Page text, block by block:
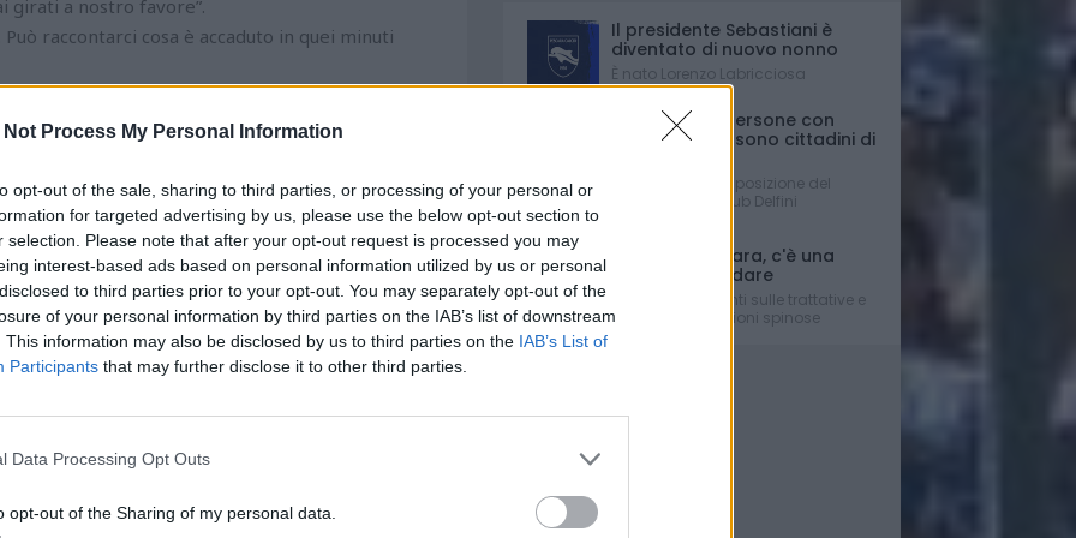
Not Process My Personal Information
opt-out of the sale, sharing to third parties, or processing of your personal or
for targeted advertising by us, please use the below opt-out section to
selection. Please note that after your opt-out request is processed you may
interest-based ads based on personal information utilized by us or personal
to third parties prior to your opt-out. You may separately opt-out of the
of your personal information by third parties on the IAB’s list of downstream
This information may also be disclosed by us to third parties on the IAB’s List of
Participants that may further disclose it to other third parties.
Data Processing Opt Outs
opt-out of the Sharing of my personal data.
girati a nostro favore”.
raccontarci cosa è accaduto in quei minuti
ma ha avuto un problema al ginocchio e tra
Gorgone e ho esultato per l’intervento del Var.
in mano, nonostante in campo ci fossero
se l’è sentita di calciare e purtroppo è andata
detto nulla”.
presentarsi sul dischetto.
qui rinunciando a offerte migliori, aveva tutto da
ancora oggi sta male per quello che è successo.
in questi mesi”.
quando lo abbiamo scelto tutti pensavano che
La realtà è che non ci siamo presi, parlo in
e di gestione. Ed è stato un peccato”.
all’altezza.
rispettare i parametri bisognava togliere
Il presidente Sebastiani è
diventato di nuovo nonno
È nato Lorenzo Labricciosa
Ferrante: "Le persone con
disabilità non sono cittadini di
La dura presa di posizione del
Presidente del Club Delfini
Mercato Pescara, c'è una
difesa da blindare
Gli aggiornamenti sulle trattative e
su alcune situazioni spinose